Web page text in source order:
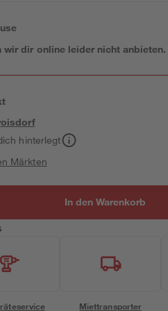
wir dir online leider nicht anbieten.
hinterlegt
Märkten
In den Warenkorb
Miettransporter